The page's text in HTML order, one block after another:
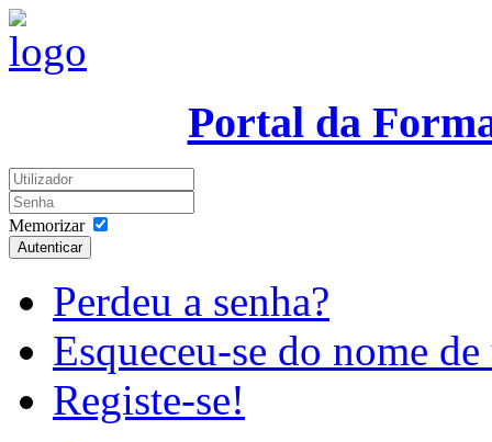
Portal da
Memorizar
Autenticar
Perdeu a senha?
Esqueceu-se do nome
Registe-se!